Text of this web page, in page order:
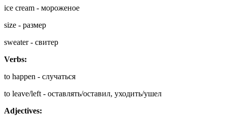
ice cream - мороженое
size - размер
sweater - свитер
Verbs:
to happen - случаться
to leave/left - оставлять/оставил, уходить/ушел
Adjectives: